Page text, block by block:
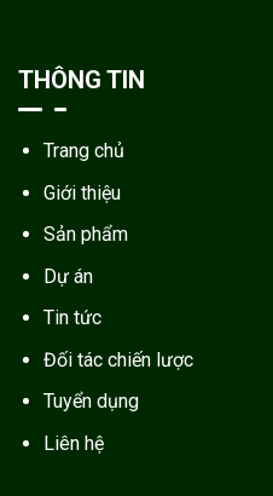
THÔNG TIN
Trang chủ
Giới thiệu
Sản phẩm
Dự án
Tin tức
Đối tác chiến lược
Tuyển dụng
Liên hệ